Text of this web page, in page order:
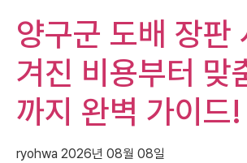
양구군 도배 장판
겨진 비용부터 맞
까지 완벽 가이드!
ryohwa 2026년 08월 08일